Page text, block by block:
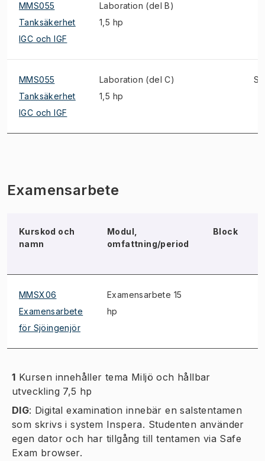
MMS055
Tanksäkerhet
IGC och IGF
Laboration (del B)
1,5 hp
MMS055
Tanksäkerhet
IGC och IGF
Laboration (del C)
1,5 hp
S
Examensarbete
Kurskod och
namn
Modul,
omfattning/period
Block
MMSX06
Examensarbete
för Sjöingenjör
Examensarbete 15
hp
1 Kursen innehåller tema Miljö och hållbar
utveckling 7,5 hp
DIG: Digital examination innebär en salstentamen
som skrivs i system Inspera. Studenten använder
egen dator och har tillgång till tentamen via Safe
Exam browser.